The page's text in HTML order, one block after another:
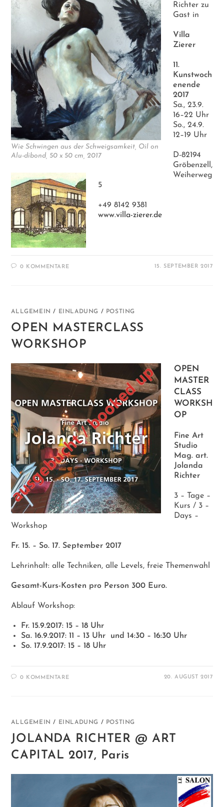
Wie Schwingen aus der Schweigsamkeit, Oil on
Alu-dibond, 50 x 50 cm, 2017
Richter zu
Gast in
Villa
Zierer
11.
Kunstwoch
enende
2017
Sa., 23.9.
16–22 Uhr
So., 24.9.
12–19 Uhr
D-82194
Gröbenzell,
Weiherweg
5
+49 8142 9381
www.villa-zierer.de
0 KOMMENTARE 15. SEPTEMBER 2017
ALLGEMEIN / EINLADUNG / POSTING
OPEN MASTERCLASS
WORKSHOP
OPEN
MASTER
CLASS
WORKSH
OP
Fine Art
Studio
Mag. art.
Jolanda
Richter
3 – Tage –
Kurs / 3 –
Days –
Workshop
Fr. 15. – So. 17. September 2017
Lehrinhalt: alle Techniken, alle Levels, freie Themenwahl
Gesamt-Kurs-Kosten pro Person 300 Euro.
Ablauf Workshop:
Fr. 15.9.2017: 15 – 18 Uhr
Sa. 16.9.2017: 11 – 13 Uhr
und 14:30 – 16:30 Uhr
So. 17.9.2017: 15 – 18 Uhr
0 KOMMENTARE 20. AUGUST 2017
ALLGEMEIN / EINLADUNG / POSTING
JOLANDA RICHTER @ ART
CAPITAL 2017, Paris